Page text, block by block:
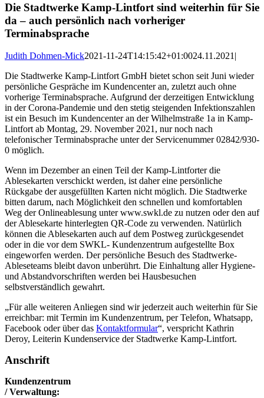
Die Stadtwerke Kamp-Lintfort sind weiterhin für Sie
da – auch persönlich nach vorheriger
Terminabsprache
Judith Dohmen-Mick2021-11-24T14:15:42+01:0024.11.2021|
Die Stadtwerke Kamp-Lintfort GmbH bietet schon seit Juni wieder
persönliche Gespräche im Kundencenter an, zuletzt auch ohne
vorherige Terminabsprache. Aufgrund der derzeitigen Entwicklung
in der Corona-Pandemie und den stetig steigenden Infektionszahlen
ist ein Besuch im Kundencenter an der Wilhelmstraße 1a in Kamp-
Lintfort ab Montag, 29. November 2021, nur noch nach
telefonischer Terminabsprache unter der Servicenummer 02842/930-
0 möglich.
Wenn im Dezember an einen Teil der Kamp-Lintforter die
Ablesekarten verschickt werden, ist daher eine persönliche
Rückgabe der ausgefüllten Karten nicht möglich. Die Stadtwerke
bitten darum, nach Möglichkeit den schnellen und komfortablen
Weg der Onlineablesung unter www.swkl.de zu nutzen oder den auf
der Ablesekarte hinterlegten QR-Code zu verwenden. Natürlich
können die Ablesekarten auch auf dem Postweg zurückgesendet
oder in die vor dem SWKL- Kundenzentrum aufgestellte Box
eingeworfen werden. Der persönliche Besuch des Stadtwerke-
Ableseteams bleibt davon unberührt. Die Einhaltung aller Hygiene-
und Abstandvorschriften werden bei Hausbesuchen
selbstverständlich gewahrt.
„Für alle weiteren Anliegen sind wir jederzeit auch weiterhin für Sie
erreichbar: mit Termin im Kundenzentrum, per Telefon, Whatsapp,
Facebook oder über das Kontaktformular“, verspricht Kathrin
Deroy, Leiterin Kundenservice der Stadtwerke Kamp-Lintfort.
Anschrift
Kundenzentrum
/ Verwaltung: